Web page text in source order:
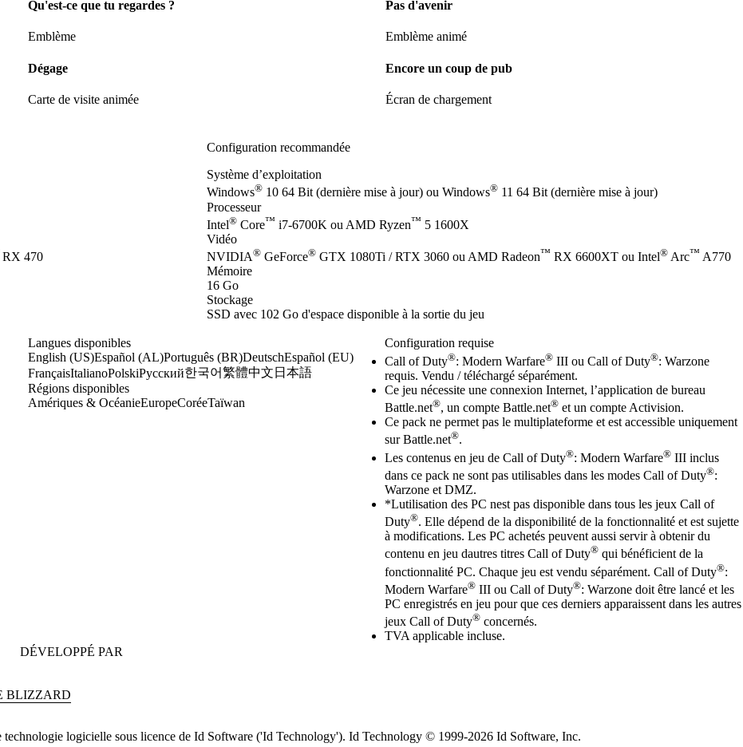
Qu'est-ce que tu regardes ?
Emblème
Pas d'avenir
Emblème animé
Dégage
Carte de visite animée
Encore un coup de pub
Écran de chargement
RX 470
Configuration recommandée
Système d’exploitation
Windows® 10 64 Bit (dernière mise à jour) ou Windows® 11 64 Bit (dernière mise à jour)
Processeur
Intel® Core™ i7-6700K ou AMD Ryzen™ 5 1600X
Vidéo
NVIDIA® GeForce® GTX 1080Ti / RTX 3060 ou AMD Radeon™ RX 6600XT ou Intel® Arc™ A770
Mémoire
16 Go
Stockage
SSD avec 102 Go d'espace disponible à la sortie du jeu
Langues disponibles
English (US)Español (AL)Português (BR)DeutschEspañol (EU)
FrançaisItalianoPolskiРусский한국어繁體中文 日本語
Régions disponibles
Amériques & OcéanieEuropeCoréeTaïwan
Configuration requise
Call of Duty®: Modern Warfare® III ou Call of Duty®: Warzone
requis. Vendu / téléchargé séparément.
Ce jeu nécessite une connexion Internet, l’application de bureau
Battle.net®, un compte Battle.net® et un compte Activision.
Ce pack ne permet pas le multiplateforme et est accessible uniquement
sur Battle.net®.
Les contenus en jeu de Call of Duty®: Modern Warfare® III inclus
dans ce pack ne sont pas utilisables dans les modes Call of Duty®:
Warzone et DMZ.
*Lutilisation des PC nest pas disponible dans tous les jeux Call of
Duty®. Elle dépend de la disponibilité de la fonctionnalité et est sujette
à modifications. Les PC achetés peuvent aussi servir à obtenir du
contenu en jeu dautres titres Call of Duty® qui bénéficient de la
fonctionnalité PC. Chaque jeu est vendu séparément. Call of Duty®:
Modern Warfare® III ou Call of Duty®: Warzone doit être lancé et les
PC enregistrés en jeu pour que ces derniers apparaissent dans les autres
jeux Call of Duty® concernés.
TVA applicable incluse.
DÉVELOPPÉ PAR
BLIZZARD
logicielle sous licence de Id Software ('Id Technology'). Id Technology © 1999-2026 Id Software, Inc.